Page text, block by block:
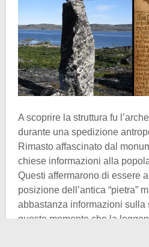
A scoprire la struttura fu
durante una spedizione
Rimasto affascinato dal
chiese informazioni alla
Questi affermarono di essere
posizione dell’antica “pietra”
abbastanza informazioni sulla
questo momento che la